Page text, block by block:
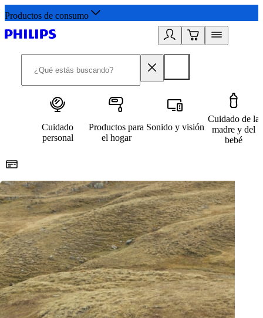
Productos de consumo
Cuidado
personal
Productos para
el hogar
Sonido y visión
Cuidado de la
madre y del
bebé
Paga con Klarna